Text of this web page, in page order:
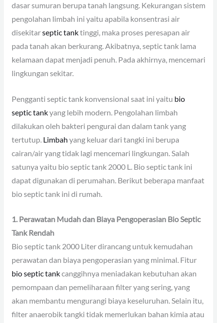
dasar sumuran berupa tanah langsung. Kekurangan sistem
pengolahan limbah ini yaitu apabila konsentrasi air
disekitarseptic tanktinggi, maka proses peresapan air
pada tanah akan berkurang. Akibatnya, septic tank lama
kelamaan dapat menjadi penuh. Pada akhirnya, mencemari
lingkungan sekitar.
Pengganti septic tank konvensional saat ini yaitu bio
septic tankyang lebih modern. Pengolahan limbah
dilakukan oleh bakteri pengurai dan dalam tank yang
tertutup. Limbah yang keluar dari tangki ini berupa
cairan/air yang tidak lagi mencemari lingkungan. Salah
satunya yaitu bio septic tank 2000 L. Bio septic tank ini
dapat digunakan di perumahan. Berikut beberapa manfaat
bio septic tank ini di rumah.
1. Perawatan Mudah dan Biaya Pengoperasian Bio Septic
Tank Rendah
Bio septic tank 2000 Liter dirancang untuk kemudahan
perawatan dan biaya pengoperasian yang minimal. Fitur
bio septic tankcanggihnya meniadakan kebutuhan akan
pemompaan dan pemeliharaan filter yang sering, yang
akan membantu mengurangi biaya keseluruhan. Selain itu,
filter anaerobik tangki tidak memerlukan bahan kimia atau